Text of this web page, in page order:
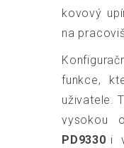
kovový
na
funkce,
uživatele.
vysokou
PD9330 i